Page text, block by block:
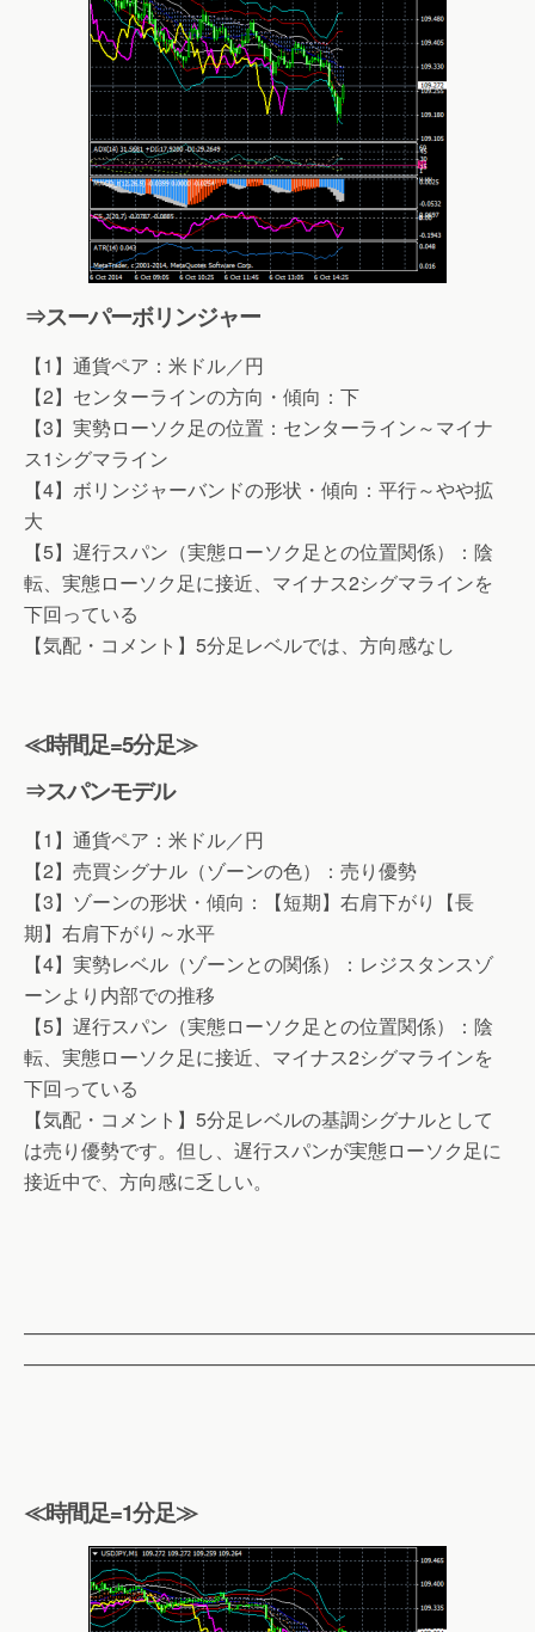
⇒スーパーボリンジャー
【1】通貨ペア：米ドル／円
【2】センターラインの方向・傾向：下
【3】実勢ローソク足の位置：センターライン～マイナ
ス1シグマライン
【4】ボリンジャーバンドの形状・傾向：平行～やや拡
大
【5】遅行スパン（実態ローソク足との位置関係）：陰
転、実態ローソク足に接近、マイナス2シグマラインを
下回っている
【気配・コメント】5分足レベルでは、方向感なし
≪時間足=5分足≫
⇒スパンモデル
【1】通貨ペア：米ドル／円
【2】売買シグナル（ゾーンの色）：売り優勢
【3】ゾーンの形状・傾向：【短期】右肩下がり【長
期】右肩下がり～水平
【4】実勢レベル（ゾーンとの関係）：レジスタンスゾ
ーンより内部での推移
【5】遅行スパン（実態ローソク足との位置関係）：陰
転、実態ローソク足に接近、マイナス2シグマラインを
下回っている
【気配・コメント】5分足レベルの基調シグナルとして
は売り優勢です。但し、遅行スパンが実態ローソク足に
接近中で、方向感に乏しい。
≪時間足=1分足≫